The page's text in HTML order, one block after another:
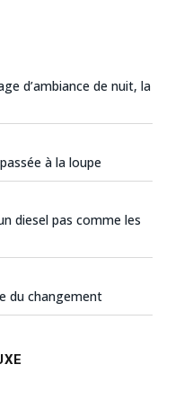
d’ambiance de nuit, la
à la loupe
diesel pas comme les
du changement